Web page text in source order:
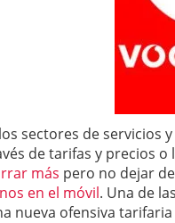
21 de
¿Cuánto cuesta un
sectores de servicios
de tarifas y precios
más pero no dejar
en el móvil. Una de
nueva ofensiva